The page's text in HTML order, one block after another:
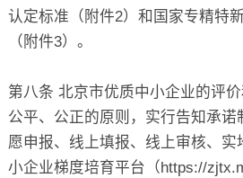
认定标准（附件2）和国家专精特
（附件3）。
第八条 北京市优质中小企业的评价
公平、公正的原则，实行告知承诺
愿申报、线上填报、线上审核、实
小企业梯度培育平台（https://